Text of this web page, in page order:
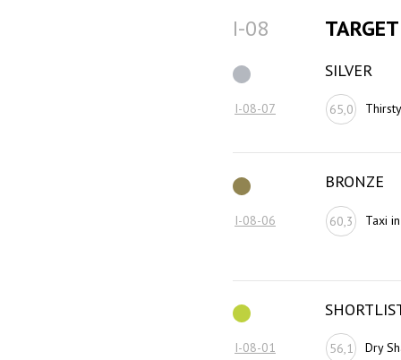
I-08
SILVER
I-08-07 65,0
BRONZE
I-08-06 60,3 Taxi
I-08-01 56,1 Dry